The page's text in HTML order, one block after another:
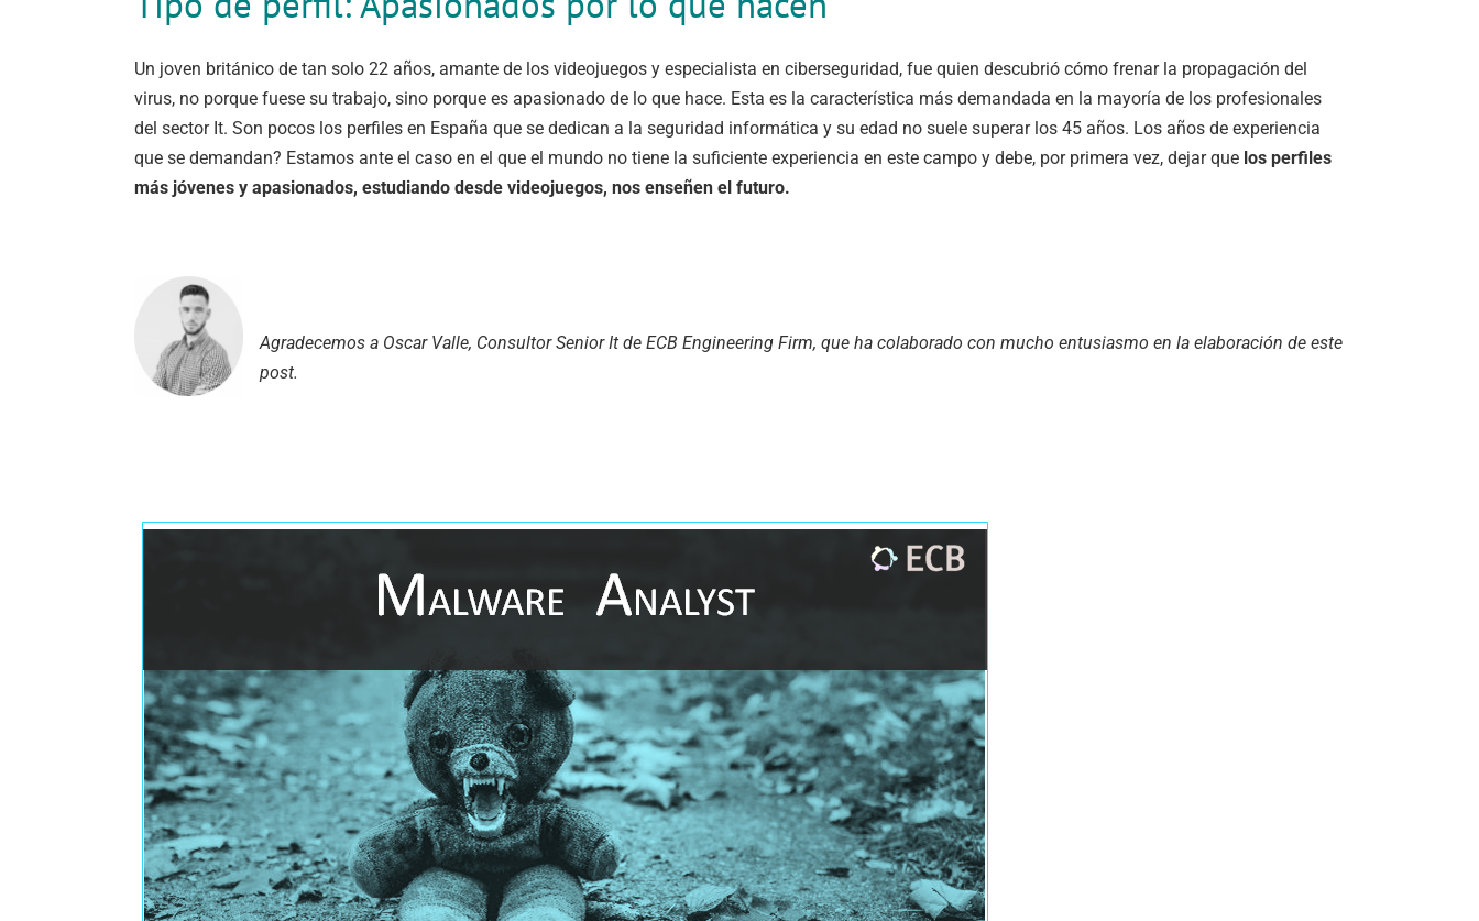
Un joven británico de tan solo 22 años, amante de los videojuegos y especialista en ciberseguridad, fue quien descubrió cómo frenar la propagación del
virus, no porque fuese su trabajo, sino porque es apasionado de lo que hace. Esta es la característica más demandada en la mayoría de los profesionales
del sector It. Son pocos los perfiles en España que se dedican a la seguridad informática y su edad no suele superar los 45 años. Los años de experiencia
que se demandan? Estamos ante el caso en el que el mundo no tiene la suficiente experiencia en este campo y debe, por primera vez, dejar que los perfiles
más jóvenes y apasionados, estudiando desde videojuegos, nos enseñen el futuro.
Agradecemos a Oscar Valle, Consultor Senior It de ECB Engineering Firm, que ha colaborado con mucho entusiasmo en la elaboración de este
post.